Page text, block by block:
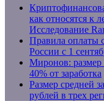
как относятся к
Исследование
Правила оплаты
России с 1
Миронов: размер
40% от заработка
Размер средней
рублей в трех